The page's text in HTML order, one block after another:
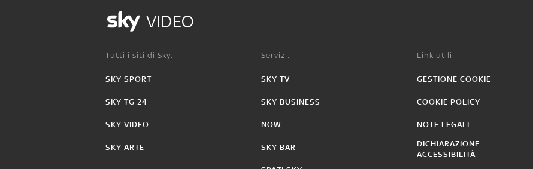
VIDEO
Tutti i siti di Sky:
SKY SPORT
SKY TG 24
SKY VIDEO
SKY ARTE
Servizi:
SKY TV
SKY BUSINESS
NOW
SKY BAR
Link utili:
GESTIONE COOKIE
COOKIE POLICY
NOTE LEGALI
DICHIARAZIONE
ACCESSIBILITÀ